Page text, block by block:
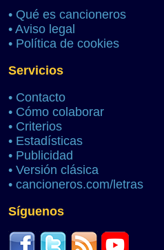
• Qué es cancioneros
• Aviso legal
• Política de cookies
Servicios
• Contacto
• Cómo colaborar
• Criterios
• Estadísticas
• Publicidad
• Versión clásica
• cancioneros.com/letras
Síguenos